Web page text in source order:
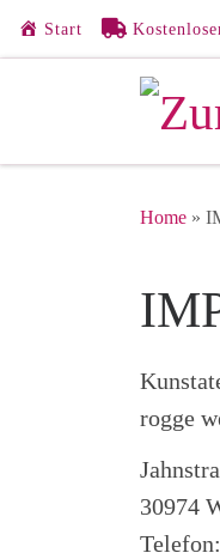
Zum Inhalt springen
Start
Home »
rogge
30974